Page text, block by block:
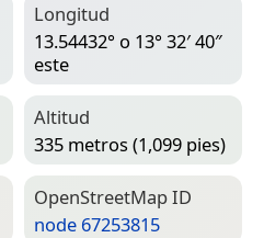
Longitud
13.54432° o 13° 32′ 40″
este
Altitud
335 metros (1,099 pies)
Open­Street­Map ID
node 67253815